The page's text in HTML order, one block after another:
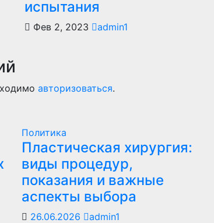
испытания
Фев 2, 2023 admin1
авторизоваться.
Политика
Пластическая хирургия:
виды процедур,
показания и важные
аспекты выбора
26.06.2026 admin1